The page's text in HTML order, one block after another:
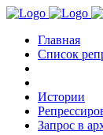
Главная
Список
Истории
Запрос в